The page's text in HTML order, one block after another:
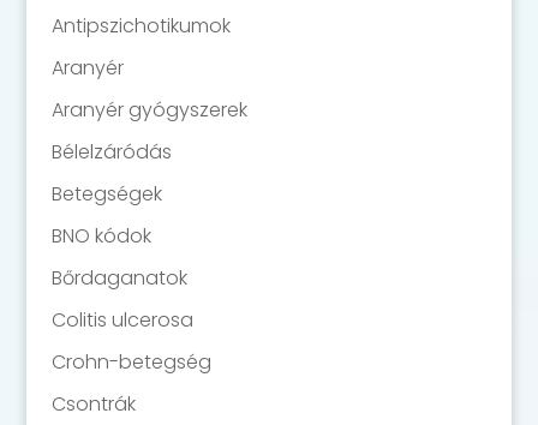
Antipszichotikumok
Aranyér
Aranyér gyógyszerek
Bélelzáródás
Betegségek
BNO kódok
Bőrdaganatok
Colitis ulcerosa
Crohn-betegség
Csontrák